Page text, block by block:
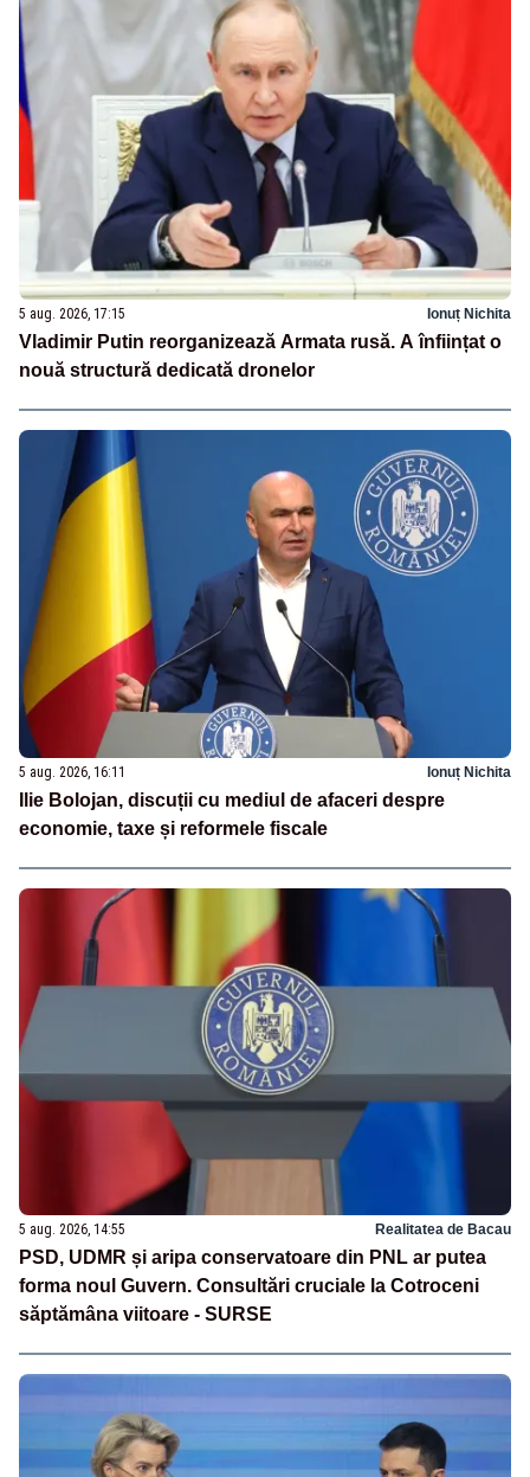
5 aug. 2026, 17:15 Ionuț Nichita
Vladimir Putin reorganizează Armata rusă. A înființat o
nouă structură dedicată dronelor
5 aug. 2026, 16:11 Ionuț Nichita
Ilie Bolojan, discuții cu mediul de afaceri despre
economie, taxe și reformele fiscale
5 aug. 2026, 14:55 Realitatea de Bacau
PSD, UDMR și aripa conservatoare din PNL ar putea
forma noul Guvern. Consultări cruciale la Cotroceni
săptămâna viitoare - SURSE